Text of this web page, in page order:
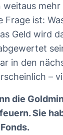
mehr
Frage ist:
Geld wird
in den
–
die
Sie